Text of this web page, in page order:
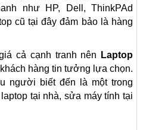
như HP, Dell, ThinkPAd
cũ tại đây đảm bảo là hàng
cả cạnh tranh nên
Laptop
hàng tin tưởng lựa chọn.
người biết đến là một trong
tại nhà, sửa máy tính tại